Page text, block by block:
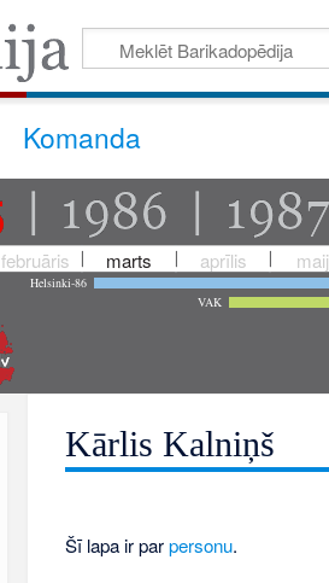
Komanda
februāris marts aprīlis
Helsinki-86
VAK
Kārlis Kalniņš
Šī lapa ir parpersonu.